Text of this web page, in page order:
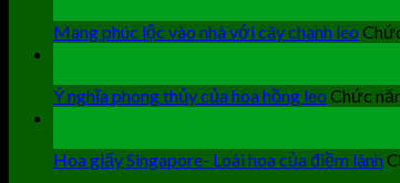
Mang phúc lộc vào nhà với cây chanh leo
Ý nghĩa phong thủy của hoa hồng leoChức
Hoa giấy Singapore- Loài hoa của điềm lành